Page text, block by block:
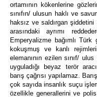
ortamının kökenlerine
sınıfın/ ulusun haklı ve
haksız ve saldırgan
arasındaki ayrımı
Emperyalizme bağımlı Türk
kokuşmuş ve kanlı
elemanının ezilen sınıf/
uyguladığı beyaz terör
barış çağrısı yapılamaz.
çok sayıda insanlık suçu
özellikle generallerini ve